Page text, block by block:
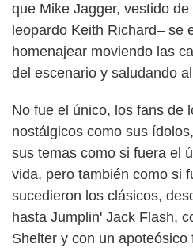
que Mike Jagger, vestido
leopardo Keith Richard– se
homenajear moviendo las
del escenario y saludando
No fue el único, los fans de
nostálgicos como sus
sus temas como si fuera el
vida, pero también como si
sucedieron los clásicos,
hasta Jumplin' Jack Flash,
Shelter y con un